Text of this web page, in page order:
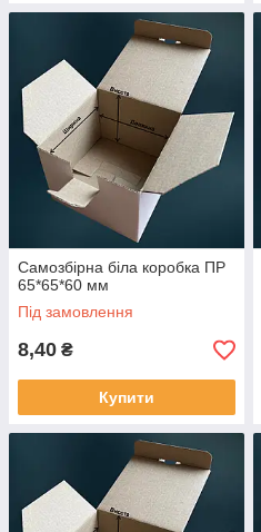
Самозбірна біла коробка ПР
65*65*60 мм
Під замовлення
8,40 ₴
Купити